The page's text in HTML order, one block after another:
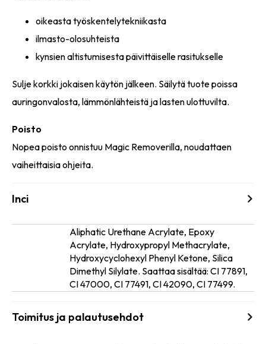
oikeasta työskentelytekniikasta
ilmasto-olosuhteista
kynsien altistumisesta päivittäiselle rasitukselle
Sulje korkki jokaisen käytön jälkeen. Säilytä tuote poissa
auringonvalosta, lämmönlähteistä ja lasten ulottuvilta.
Poisto
Nopea poisto onnistuu Magic Removerilla, noudattaen
vaiheittaisia ohjeita.
Inci
Aliphatic Urethane Acrylate, Epoxy
Acrylate, Hydroxypropyl Methacrylate,
Hydroxycyclohexyl Phenyl Ketone, Silica
Dimethyl Silylate. Saattaa sisältää: CI 77891,
CI 47000, CI 77491, CI 42090, CI 77499.
Toimitus ja palautusehdot